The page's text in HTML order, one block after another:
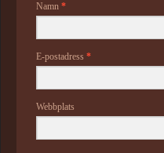
Namn *
E-postadress *
Webbplats